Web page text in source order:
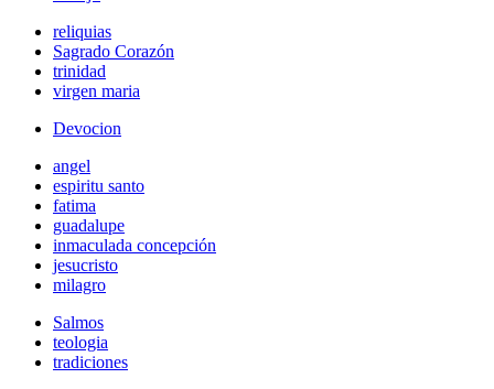
reliquias
Sagrado Corazón
trinidad
virgen maria
Devocion
angel
espiritu santo
fatima
guadalupe
inmaculada concepción
jesucristo
milagro
Salmos
teologia
tradiciones